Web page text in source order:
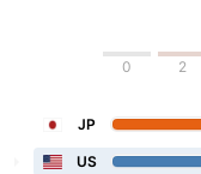
0 2
JP
US